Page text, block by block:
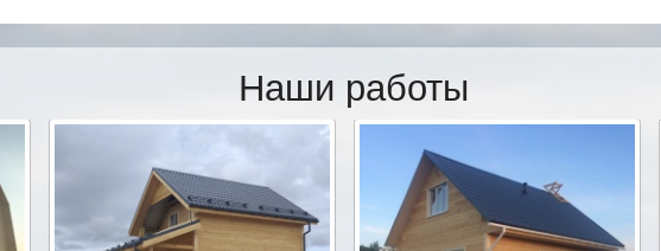
Наши работы